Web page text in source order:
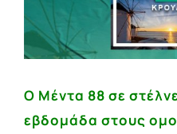
Ο Μέντα 88 σε
εβδομάδα στους